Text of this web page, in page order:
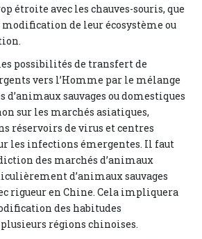
étroite avec les chauves-souris, que
modification de leur écosystème ou
possibilités de transfert de
vers l’Homme par le mélange
d’animaux sauvages ou domestiques
sur les marchés asiatiques,
réservoirs de virus et centres
les infections émergentes. Il faut
des marchés d’animaux
d’animaux sauvages
rigueur en Chine. Cela impliquera
des habitudes
régions chinoises.